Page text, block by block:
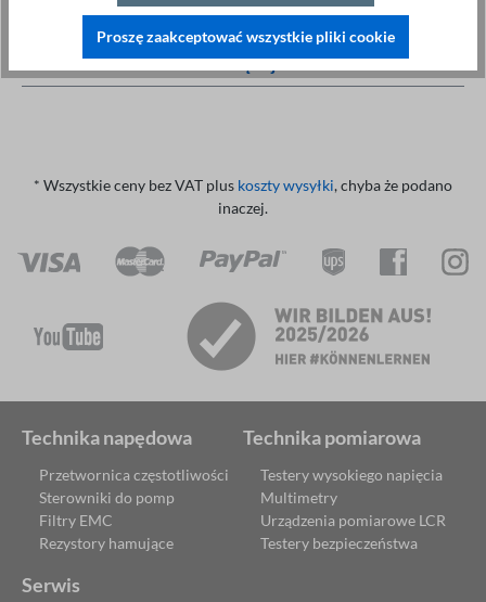
Najważniejsze cechy 4-przewodowa technika pomiarowa
Start-stop pomiaru Wyświetlanie wyniku za pomocą 2
diod LED Multi-Colou…Więcej
* Wszystkie ceny bez VAT plus koszty wysyłki, chyba że podano
inaczej.
Technika napędowa
Przetwornica częstotliwości
Sterowniki do pomp
Filtry EMC
Rezystory hamujące
Technika pomiarowa
Testery wysokiego napięcia
Multimetry
Urządzenia pomiarowe LCR
Testery bezpieczeństwa
Serwis
Proszę zaakceptować wszystkie pliki cookie